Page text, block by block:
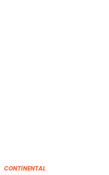
CONTİNENTAL